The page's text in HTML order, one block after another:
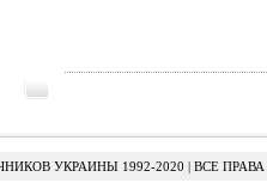
УКРАИНЫ 1992-2020 | ВСЕ